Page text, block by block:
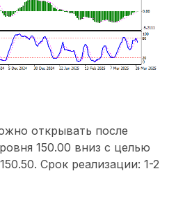
открывать после
150.00 вниз с целью
Срок реализации: 1-2